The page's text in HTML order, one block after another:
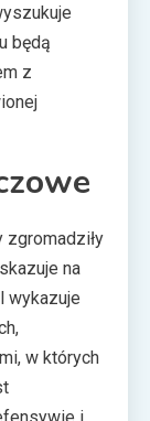
będą
z
zgromadziły
na
wykazuje
w których